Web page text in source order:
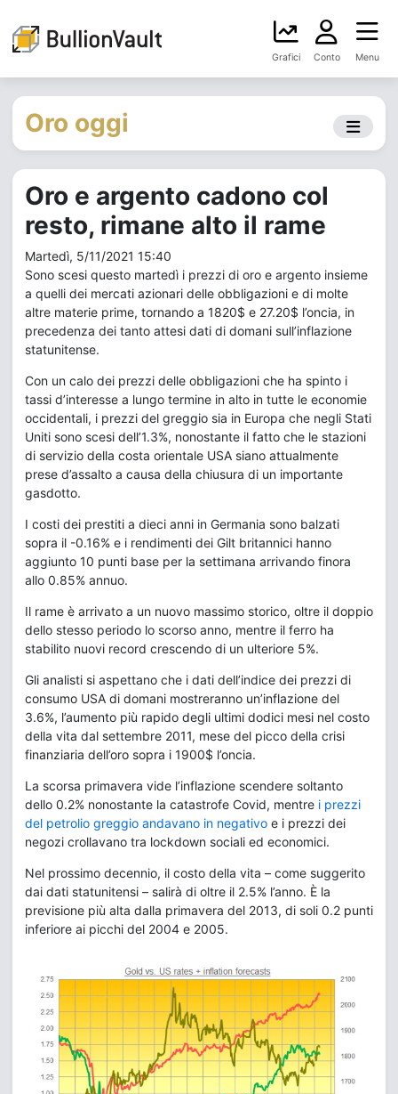
Grafici Conto Menu
Oro oggi
Oro e argento cadono col
resto, rimane alto il rame
Martedì, 5/11/2021 15:40
Sono scesi questo martedì i prezzi di oro e argento insieme
a quelli dei mercati azionari delle obbligazioni e di molte
altre materie prime, tornando a 1820$ e 27.20$ l’oncia, in
precedenza dei tanto attesi dati di domani sull’inflazione
statunitense.
Con un calo dei prezzi delle obbligazioni che ha spinto i
tassi d’interesse a lungo termine in alto in tutte le economie
occidentali, i prezzi del greggio sia in Europa che negli Stati
Uniti sono scesi dell’1.3%, nonostante il fatto che le stazioni
di servizio della costa orientale USA siano attualmente
prese d’assalto a causa della chiusura di un importante
gasdotto.
I costi dei prestiti a dieci anni in Germania sono balzati
sopra il -0.16% e i rendimenti dei Gilt britannici hanno
aggiunto 10 punti base per la settimana arrivando finora
allo 0.85% annuo.
Il rame è arrivato a un nuovo massimo storico, oltre il doppio
dello stesso periodo lo scorso anno, mentre il ferro ha
stabilito nuovi record crescendo di un ulteriore 5%.
Gli analisti si aspettano che i dati dell’indice dei prezzi di
consumo USA di domani mostreranno un’inflazione del
3.6%, l’aumento più rapido degli ultimi dodici mesi nel costo
della vita dal settembre 2011, mese del picco della crisi
finanziaria dell’oro sopra i 1900$ l’oncia.
La scorsa primavera vide l’inflazione scendere soltanto
dello 0.2% nonostante la catastrofe Covid, mentre i prezzi
del petrolio greggio andavano in negativo e i prezzi dei
negozi crollavano tra lockdown sociali ed economici.
Nel prossimo decennio, il costo della vita – come suggerito
dai dati statunitensi – salirà di oltre il 2.5% l’anno. È la
previsione più alta dalla primavera del 2013, di soli 0.2 punti
inferiore ai picchi del 2004 e 2005.